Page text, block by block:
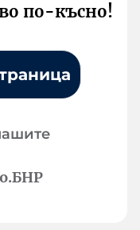
по-късно!